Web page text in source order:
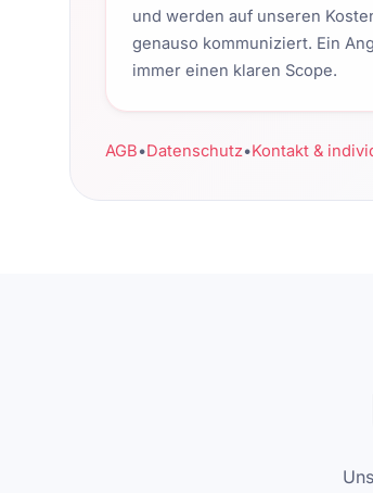
und werden auf unseren
genauso kommuniziert. Ein
immer einen klaren Scope.
AGB•Datenschutz•Kontakt &